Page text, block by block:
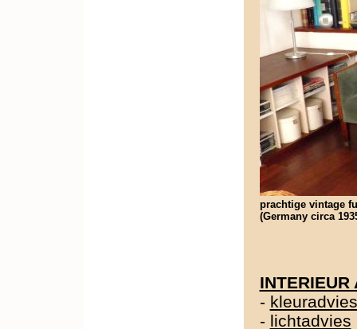
prachtige vintage
(Germany circa
INTERIEUR
- kleuradvies
- lichtadvies